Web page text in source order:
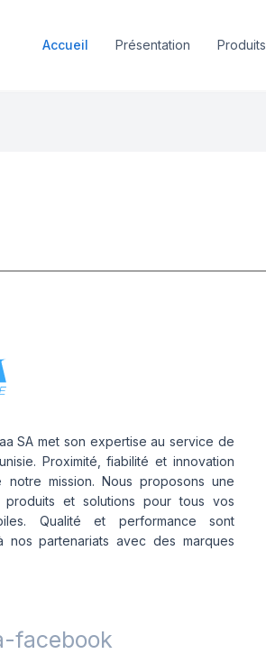
Accueil Présentation Produits
SA met son expertise au service de
Proximité, fiabilité et innovation
mission. Nous proposons une
et solutions pour tous vos
Qualité et performance sont
nos partenariats avec des marques
facebook